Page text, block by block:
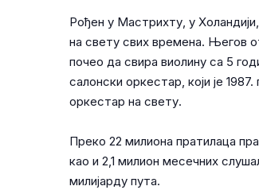
Рођен у Мастрихту, у
на свету свих времена. Његов
почео да свира виолину са 5
салонски оркестар, који је
оркестар на свету.
Преко 22 милиона пратилаца
као и 2,1 милион месечних
милијарду пута.